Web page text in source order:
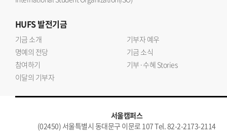
HUFS발전기금
기금 소개
기부자 예우
명예의 전당
기금 소식
참여하기
기부·수혜 Stories
이달의 기부자
서울캠퍼스
(02450) 서울특별시 동대문구 이문로 107 Tel. 82-2-2173-2114